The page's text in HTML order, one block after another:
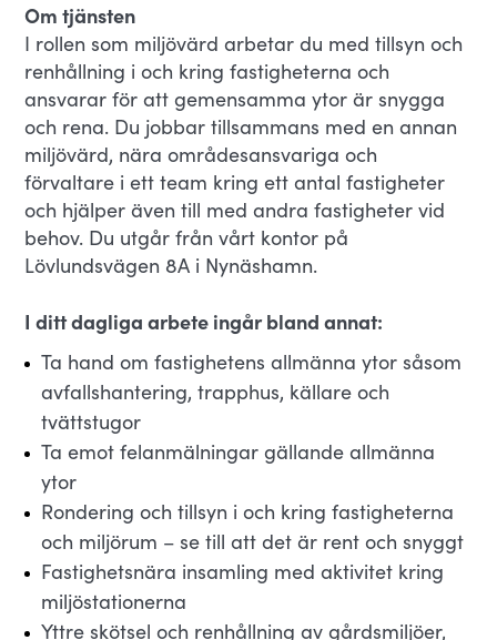
Om tjänsten
I rollen som miljövärd arbetar du med tillsyn och
renhållning i och kring fastigheterna och
ansvarar för att gemensamma ytor är snygga
och rena. Du jobbar tillsammans med en annan
miljövärd, nära områdesansvariga och
förvaltare i ett team kring ett antal fastigheter
och hjälper även till med andra fastigheter vid
behov. Du utgår från vårt kontor på
Lövlundsvägen 8A i Nynäshamn.
I ditt dagliga arbete ingår bland annat:
Ta hand om fastighetens allmänna ytor såsom
avfallshantering, trapphus, källare och
tvättstugor
Ta emot felanmälningar gällande allmänna
ytor
Rondering och tillsyn i och kring fastigheterna
och miljörum – se till att det är rent och snyggt
Fastighetsnära insamling med aktivitet kring
miljöstationerna
Yttre skötsel och renhållning av gårdsmiljöer,